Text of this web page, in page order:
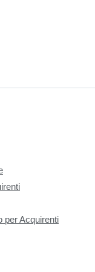
per Acquirenti